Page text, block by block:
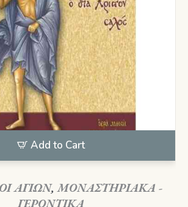
Add to Cart
ΑΓΙΩΝ,ΜΟΝΑΣΤΗΡΙΑΚΑ -
ΓΕΡΟΝΤΙΚΑ